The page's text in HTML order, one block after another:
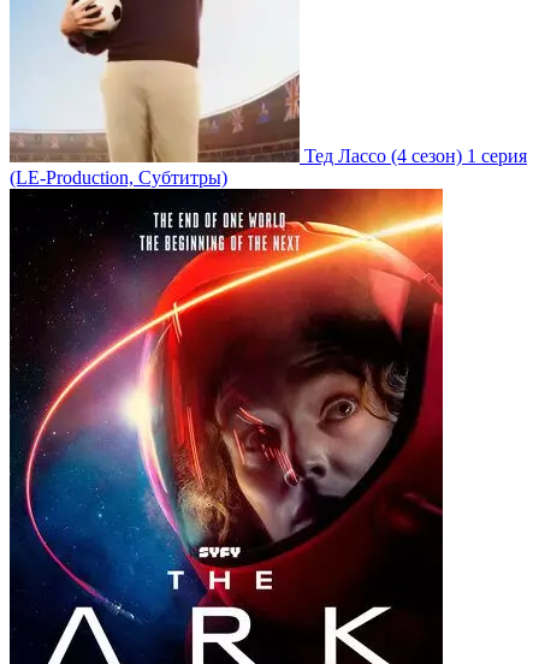
Тед Лассо (4 сезон) 1 серия
(LE-Production, Субтитры)